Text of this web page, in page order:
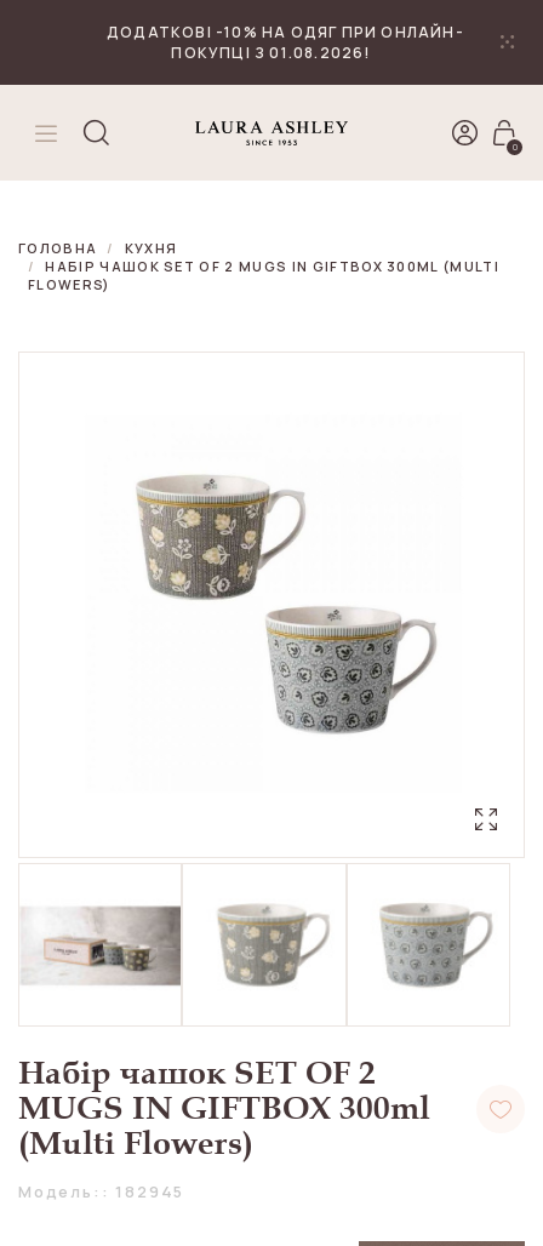
ДОДАТКОВІ -10% НА ОДЯГ ПРИ ОНЛАЙН-
ПОКУПЦІ З 01.08.2026!
0
ГОЛОВНА
КУХНЯ
НАБІР ЧАШОК SET OF 2 MUGS IN GIFTBOX 300ML (MULTI
FLOWERS)
Набір чашок SET OF 2
MUGS IN GIFTBOX 300ml
(Multi Flowers)
Модель:: 182945